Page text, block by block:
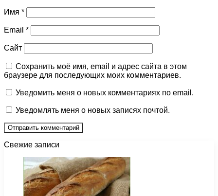
Имя *
Email *
Сайт
Сохранить моё имя, email и адрес сайта в этом
браузере для последующих моих комментариев.
Уведомить меня о новых комментариях по email.
Уведомлять меня о новых записях почтой.
Свежие записи